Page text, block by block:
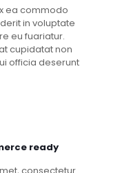
ea commodo
in voluptate
eu fuariatur.
cupidatat non
officia deserunt
ready